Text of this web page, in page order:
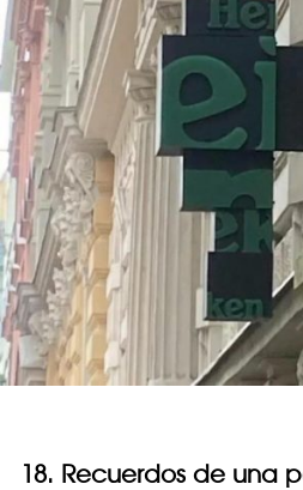
18. Recuerdos de una